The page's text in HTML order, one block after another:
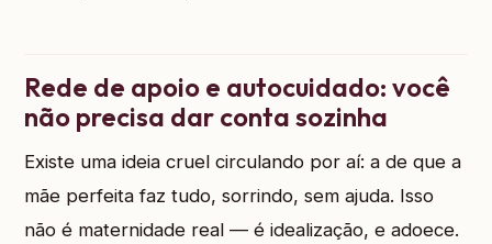
Rede de apoio e autocuidado: você
não precisa dar conta sozinha
Existe uma ideia cruel circulando por aí: a de que a
mãe perfeita faz tudo, sorrindo, sem ajuda. Isso
não é maternidade real — é idealização, e adoece.